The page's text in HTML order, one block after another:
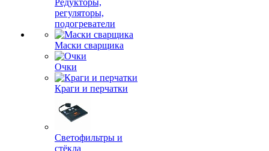
Редукторы,
регуляторы,
подогреватели
Маски сварщика
Очки
Краги и перчатки
Светофильтры и
стёкла